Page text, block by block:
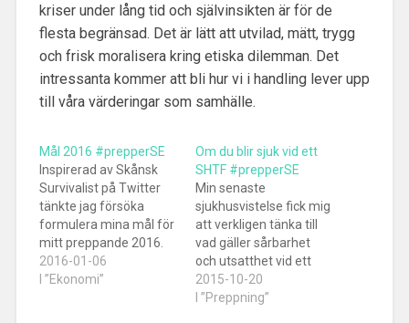
kriser under lång tid och självinsikten är för de
flesta begränsad. Det är lätt att utvilad, mätt, trygg
och frisk moralisera kring etiska dilemman. Det
intressanta kommer att bli hur vi i handling lever upp
till våra värderingar som samhälle.
Mål 2016 #prepperSE
Inspirerad av Skånsk
Survivalist på Twitter
tänkte jag försöka
formulera mina mål för
mitt preppande 2016.
På fullt allvar: Mitt
#preppermål2016 är
2016-01-06
I ”Ekonomi”
Om du blir sjuk vid ett
SHTF #prepperSE
Min senaste
sjukhusvistelse fick mig
att verkligen tänka till
vad gäller sårbarhet
och utsatthet vid ett
SHTF. I mina tankar och
scenarier är jag alltid
2015-10-20
I ”Preppning”